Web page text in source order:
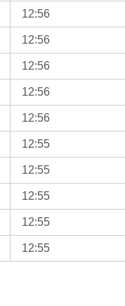
12:56
12:56
12:56
12:56
12:56
12:55
12:55
12:55
12:55
12:55